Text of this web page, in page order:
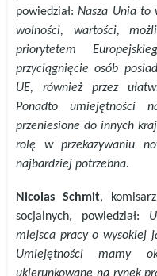
powiedział:Nasza Unia to
wolności, wartości,
priorytetem
przyciągnięcie osób
UE, również przez
Ponadto umiejętności
przeniesione do innych
rolę w przekazywaniu
najbardziej potrzebna.
Nicolas Schmit,
socjalnych, powiedział:
miejsca pracy o wysokiej
Umiejętności mamy